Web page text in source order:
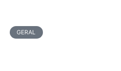
GERAL